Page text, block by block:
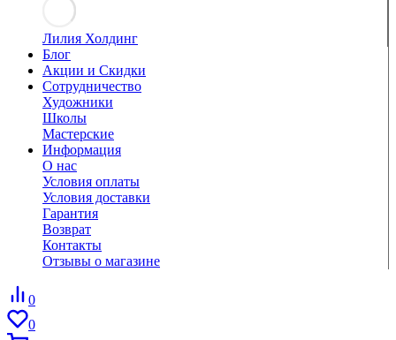
Лилия Холдинг
Блог
Акции и Скидки
Сотрудничество
Художники
Школы
Мастерские
Информация
О нас
Условия оплаты
Условия доставки
Гарантия
Возврат
Контакты
Отзывы о магазине
0
0